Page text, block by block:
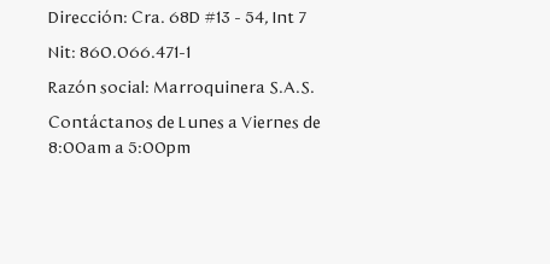
Dirección: Cra. 68D #13 - 54, Int 7
Nit: 860.066.471-1
Razón social: Marroquinera S.A.S.
Contáctanos de Lunes a Viernes de
8:00am a 5:00pm